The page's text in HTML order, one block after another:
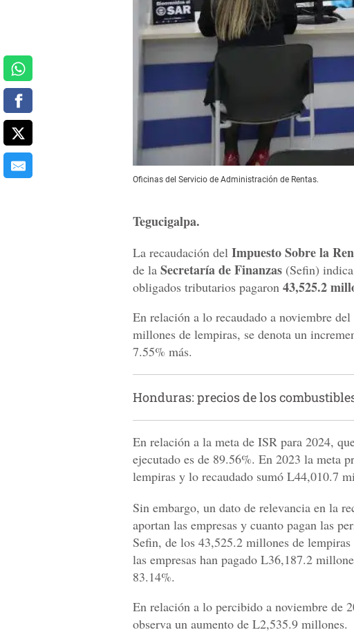
Oficinas del Servicio de Administración de Rentas.
Tegucigalpa.
La recaudación del Impuesto Sobre la
de la Secretaría de Finanzas (Sefin)
obligados tributarios pagaron 43,525.2
En relación a lo recaudado a noviembre
millones de lempiras, se denota un
7.55% más.
Honduras: precios de los
En relación a la meta de ISR para 2024,
ejecutado es de 89.56%. En 2023 la meta
lempiras y lo recaudado sumó L44,010.7
Sin embargo, un dato de relevancia en la
aportan las empresas y cuanto pagan las
Sefin, de los 43,525.2 millones de
las empresas han pagado L36,187.2
83.14%.
En relación a lo percibido a noviembre de
observa un aumento de L2,535.9 millones.